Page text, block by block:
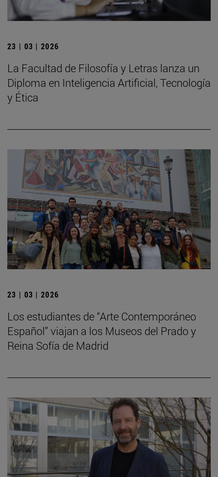
23 | 03 | 2026
La Facultad de Filosofía y Letras lanza un
Diploma en Inteligencia Artificial, Tecnología
y Ética
23 | 03 | 2026
Los estudiantes de “Arte Contemporáneo
Español” viajan a los Museos del Prado y
Reina Sofía de Madrid